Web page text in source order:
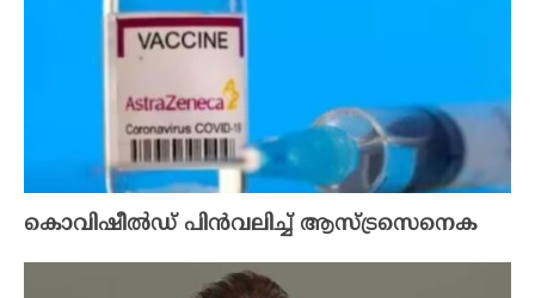
കൊവിഷീൽഡ് പിൻവലിച്ച് ആസ്ട്രസെനെക